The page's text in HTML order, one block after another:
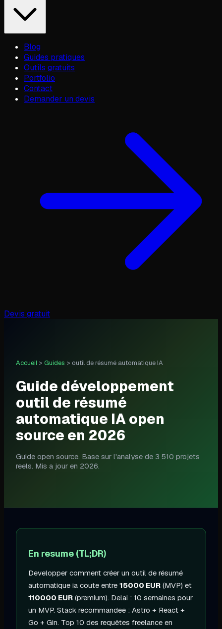
Blog
Guides pratiques
Outils gratuits
Portfolio
Contact
Demander un devis
Devis gratuit
Accueil > Guides > outil de résumé automatique IA
Guide développement
outil de résumé
automatique IA open
source en 2026
Guide open source. Base sur l'analyse de 3 510 projets
reels. Mis a jour en 2026.
En resume (TL;DR)
Developper comment créer un outil de résumé
automatique ia coute entre 15000 EUR (MVP) et
110000 EUR (premium). Delai : 10 semaines pour
un MVP. Stack recommandee : Astro + React +
Go + Gin. Top 10 des requêtes freelance en